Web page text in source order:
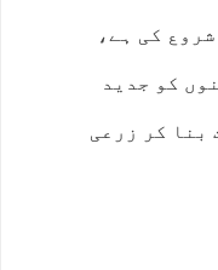
شروع کی ہے،
کو جدید
بنا کر زرعی